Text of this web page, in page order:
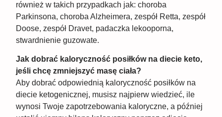
również w takich przypadkach jak: choroba
Parkinsona, choroba Alzheimera, zespół Retta, zespół
Doose, zespół Dravet, padaczka lekooporna,
stwardnienie guzowate.
Jak dobrać kaloryczność posiłków na diecie keto,
jeśli chcę zmniejszyć masę ciała?
Aby dobrać odpowiednią kaloryczność posiłków na
diecie ketogenicznej, musisz najpierw wiedzieć, ile
wynosi Twoje zapotrzebowania kaloryczne, a później